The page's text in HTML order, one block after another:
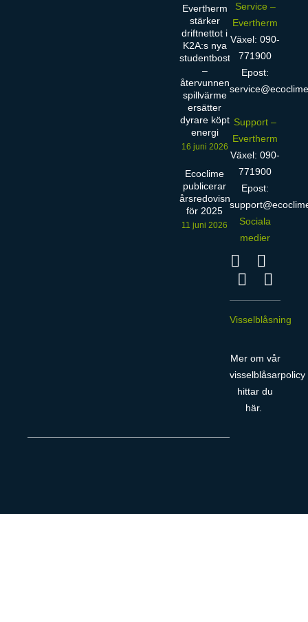
Evertherm
stärker
driftnettot i
K2A:s nya
studentbostäder
–
återvunnen
spillvärme
ersätter
dyrare köpt
energi
16 juni 2026
Ecoclime
publicerar
årsredovisning
för 2025
11 juni 2026
Service –
Evertherm
Växel: 090-
771900
Epost:
Support –
Evertherm
Växel: 090-
771900
Epost:
Sociala
medier
Visselblåsning
Mer om vår
visselblåsarpolicy
hittar du
här.